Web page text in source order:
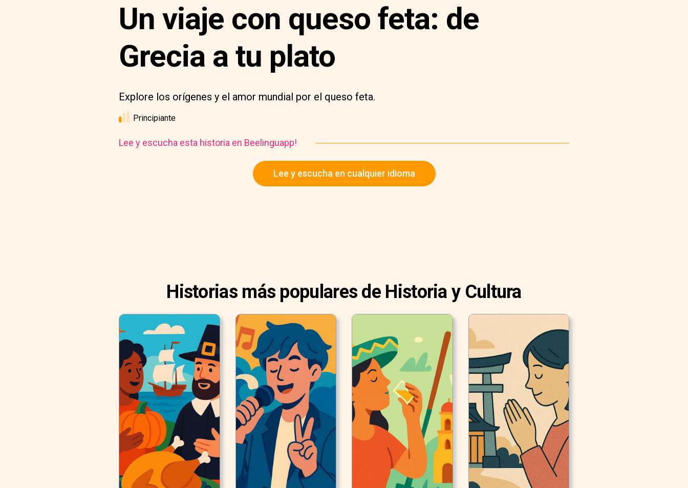
Un viaje con queso feta: de
Grecia a tu plato
Explore los orígenes y el amor mundial por el queso feta.
Principiante
Lee y escucha esta historia en Beelinguapp!
Lee y escucha en cualquier idioma
Historias más populares de Historia y Cultura